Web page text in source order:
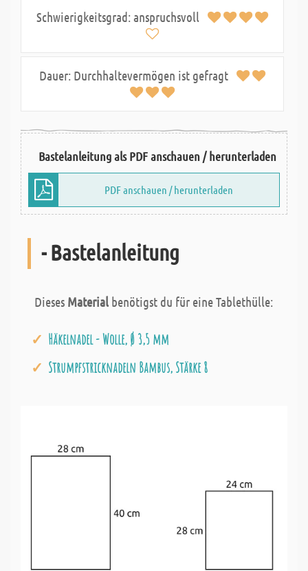
Schwierigkeitsgrad:anspruchsvoll
Dauer: Durchhaltevermögen ist gefragt
Bastelanleitung als PDF anschauen / herunterladen
PDF anschauen / herunterladen
- Bastelanleitung
Dieses Material benötigst du für eine Tablethülle:
Häkelnadel - Wolle, Ø 3,5 mm
Strumpfstricknadeln Bambus, Stärke 8